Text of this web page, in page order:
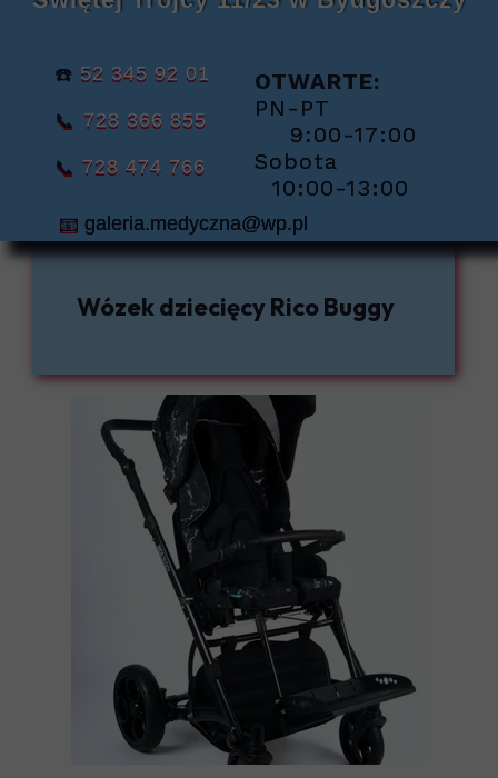
📧 galeria.medyczna@wp.pl
☎️ 52 345 92 01
📞 728 366 855
📞 728 474 766
OTWARTE:
PN-PT
9:00-17:00
Sobota
10:00-13:00
Wózek dziecięcy Rico Buggy